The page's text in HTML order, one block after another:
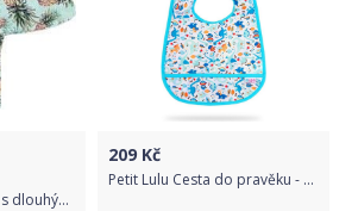
Twistshake bryndák s dlouhými rukávy - ananas
209 Kč
Petit Lulu Cesta do pravěku - bryndák malý